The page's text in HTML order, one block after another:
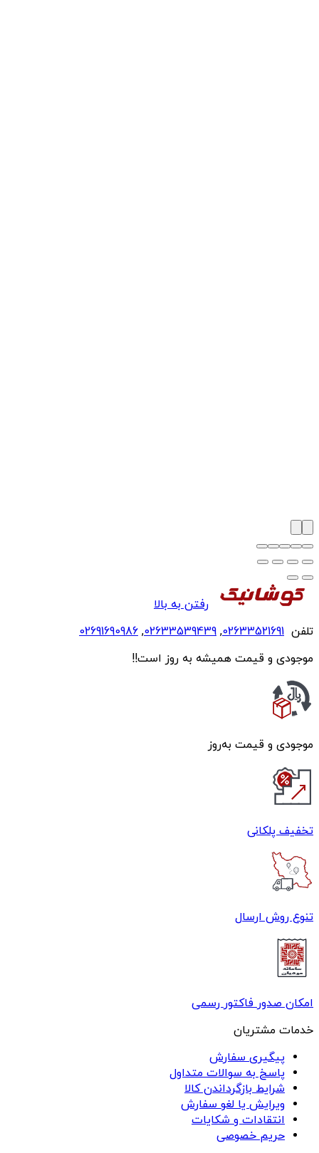
رفتن به بالا
تلفن 02633521691
,
02633539439
,
02691690986
موجودی و قیمت همیشه به روز است!!
موجودی و قیمت به‌روز
تخفیف پلکانی
تنوع روش ارسال
امکان صدور فاکتور رسمی
خدمات مشتریان
پیگیری سفارش
پاسخ به سوالات متداول
شرایط بازگرداندن کالا
ویرایش یا لغو سفارش
انتقادات و شکایات
حریم خصوصی